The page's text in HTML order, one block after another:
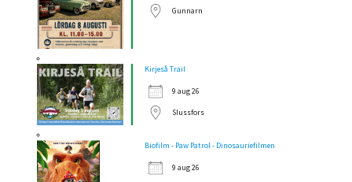
Gunnarn
Kirjeså Trail
9 aug 26
Slussfors
Biofilm - Paw Patrol - Dinosauriefilmen
9 aug 26